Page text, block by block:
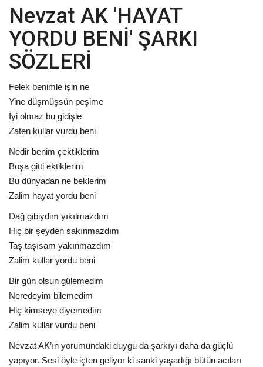
Nevzat AK 'HAYAT
YORDU BENİ' ŞARKI
SÖZLERİ
Felek benimle işin ne
Yine düşmüşsün peşime
İyi olmaz bu gidişle
Zaten kullar vurdu beni
Nedir benim çektiklerim
Boşa gitti ektiklerim
Bu dünyadan ne beklerim
Zalim hayat yordu beni
Dağ gibiydim yıkılmazdım
Hiç bir şeyden sakınmazdım
Taş taşısam yakınmazdım
Zalim kullar yordu beni
Bir gün olsun gülemedim
Neredeyim bilemedim
Hiç kimseye diyemedim
Zalim kullar vurdu beni
Nevzat AK’ın yorumundaki duygu da şarkıyı daha da güçlü
yapıyor. Sesi öyle içten geliyor ki sanki yaşadığı bütün acıları